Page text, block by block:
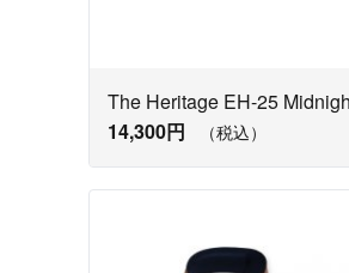
The Heritage EH-25
14,300円
（税込）